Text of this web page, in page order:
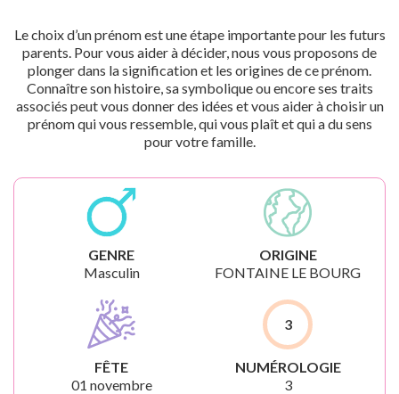
Le choix d’un prénom est une étape importante pour les futurs
parents. Pour vous aider à décider, nous vous proposons de
plonger dans la signification et les origines de ce prénom.
Connaître son histoire, sa symbolique ou encore ses traits
associés peut vous donner des idées et vous aider à choisir un
prénom qui vous ressemble, qui vous plaît et qui a du sens
pour votre famille.
GENRE
Masculin
ORIGINE
FONTAINE LE BOURG
FÊTE
01 novembre
3
NUMÉROLOGIE
3